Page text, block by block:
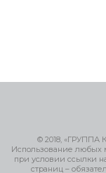
© 2018,
Использование любых
при условии ссылки
страниц –